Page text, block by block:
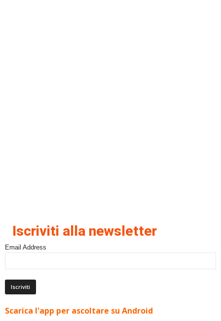
Iscriviti alla newsletter
Email Address
Scarica l'app per ascoltare su Android